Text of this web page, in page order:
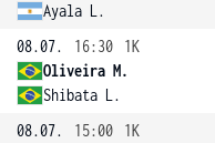
Ayala L.
08.07.
16:30
1K
Oliveira M.
Shibata L.
08.07.
15:00
1K